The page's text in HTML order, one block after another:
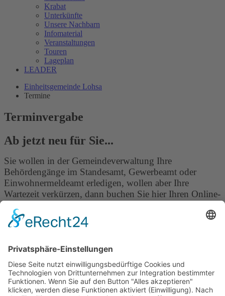
Krabat
Unterkünfte
Unsere Nachbarn
Infomaterial
Veranstaltungen
Touren
Lageplan
LEADER
Einheitsgemeinde Lohsa
Termine
Terminvergabe
Ab jetzt neu für Sie...
Sie wollen in der Gemeindeverwaltung Ihre
Behördengänge im Standesamt, Gewerbeamt oder
Einwohnermeldeamt erledigen, wollen aber Ihre
Wartezeit verkürzen, dann buchen Sie hier Ihren Online-
Gemeinde Lohsa
Am Rathaus 1
02999 Lohsa